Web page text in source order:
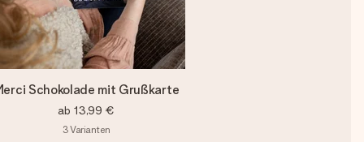
Schokolade mit Grußkarte
ab 13,99 €
3Varianten